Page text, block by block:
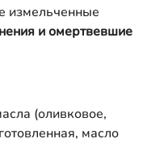
измельченные
и омертвевшие
(оливковое,
масло